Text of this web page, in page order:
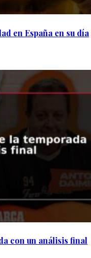
en España en su día
con un análisis final